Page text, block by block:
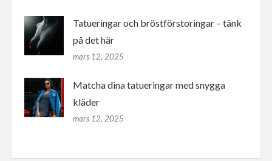
Tatueringar och bröstförstoringar – tänk
på det här
mars 12, 2025
Matcha dina tatueringar med snygga
kläder
mars 12, 2025